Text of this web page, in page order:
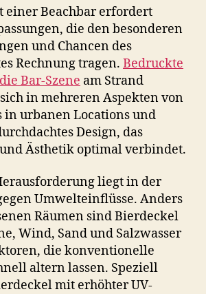
einer Beachbar erfordert
die den besonderen
und Chancen des
Rechnung tragen. Bedruckte
Bar-Szene am Strand
in mehreren Aspekten von
in urbanen Locations und
Design, das
Ästhetik optimal verbindet.
liegt in der
Umwelteinflüsse. Anders
Räumen sind Bierdeckel
Wind, Sand und Salzwasser
die konventionelle
altern lassen. Speziell
mit erhöhter UV-